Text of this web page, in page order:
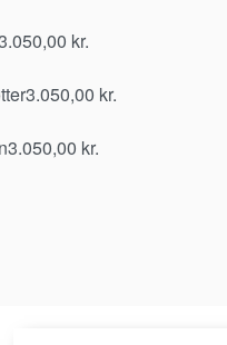
kr.
3.050,00 kr.
3.050,00 kr.